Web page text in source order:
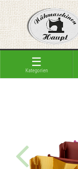
☰
Kategorien